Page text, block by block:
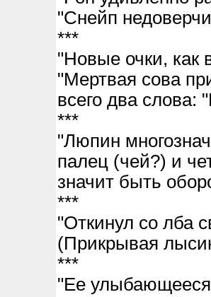
"Снейп
***
"Новые очки, как
"Мертвая сова
всего два слова:
***
"Люпин
палец (чей?) и
значит быть
***
"Откинул со лба
(Прикрывая
***
"Ее улыбающееся